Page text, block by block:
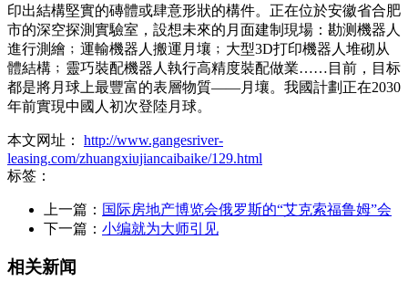
印出結構堅實的磚體或肆意形狀的構件。正在位於安徽省合肥
市的深空探測實驗室，設想未來的月面建制現場：勘测機器人
進行測繪﹔運輸機器人搬運月壤﹔大型3D打印機器人堆砌从
體結構﹔靈巧裝配機器人執行高精度裝配做業……目前，目标
都是將月球上最豐富的表層物質——月壤。我國計劃正在2030
年前實現中國人初次登陸月球。
本文网址： http://www.gangesriver-
leasing.com/zhuangxiujiancaibaike/129.html
标签：
上一篇： 国际房地产博览会俄罗斯的“艾克索福鲁姆”会
下一篇： 小编就为大师引见
相关新闻